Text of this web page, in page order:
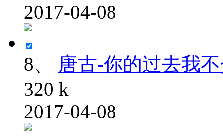
2017-04-08
8、
唐古-你的过去我
320 k
2017-04-08